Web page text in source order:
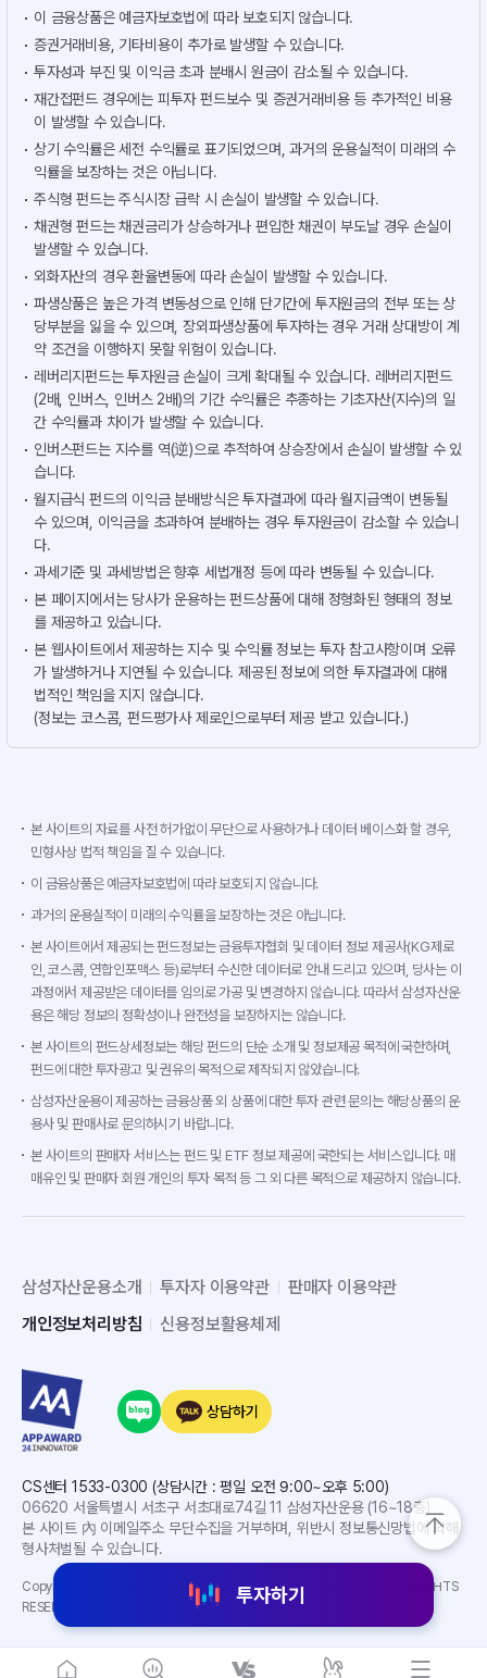
이 금융상품은 예금자보호법에 따라 보호되지 않습니다.
증권거래비용, 기타비용이 추가로 발생할 수 있습니다.
투자성과 부진 및 이익금 초과 분배시 원금이 감소될 수 있습니다.
재간접펀드 경우에는 피투자 펀드보수 및 증권거래비용 등 추가적인 비용
이 발생할 수 있습니다.
상기 수익률은 세전 수익률로 표기되었으며, 과거의 운용실적이 미래의 수
익률을 보장하는 것은 아닙니다.
주식형 펀드는 주식시장 급락 시 손실이 발생할 수 있습니다.
채권형 펀드는 채권금리가 상승하거나 편입한 채권이 부도날 경우 손실이
발생할 수 있습니다.
외화자산의 경우 환율변동에 따라 손실이 발생할 수 있습니다.
파생상품은 높은 가격 변동성으로 인해 단기간에 투자원금의 전부 또는 상
당부분을 잃을 수 있으며, 장외파생상품에 투자하는 경우 거래 상대방이 계
약 조건을 이행하지 못할 위험이 있습니다.
레버리지펀드는 투자원금 손실이 크게 확대될 수 있습니다. 레버리지펀드
(2배, 인버스, 인버스 2배)의 기간 수익률은 추종하는 기초자산(지수)의 일
간 수익률과 차이가 발생할 수 있습니다.
인버스펀드는 지수를 역(逆)으로 추적하여 상승장에서 손실이 발생할 수 있
습니다.
월지급식 펀드의 이익금 분배방식은 투자결과에 따라 월지급액이 변동될
수 있으며, 이익금을 초과하여 분배하는 경우 투자원금이 감소할 수 있습니
다.
과세기준 및 과세방법은 향후 세법개정 등에 따라 변동될 수 있습니다.
본 페이지에서는 당사가 운용하는 펀드상품에 대해 정형화된 형태의 정보
를 제공하고 있습니다.
본 웹사이트에서 제공하는 지수 및 수익률 정보는 투자 참고사항이며 오류
가 발생하거나 지연될 수 있습니다. 제공된 정보에 의한 투자결과에 대해
법적인 책임을 지지 않습니다.
(정보는 코스콤, 펀드평가사 제로인으로부터 제공 받고 있습니다.)
투자하기
본 사이트의 자료를 사전 허가없이 무단으로 사용하거나 데이터 베이스화 할 경우,
민형사상 법적 책임을 질 수 있습니다.
이 금융상품은 예금자보호법에 따라 보호되지 않습니다.
과거의 운용실적이 미래의 수익률을 보장하는 것은 아닙니다.
본 사이트에서 제공되는 펀드정보는 금융투자협회 및 데이터 정보 제공사(KG제로
인, 코스콤, 연합인포맥스 등)로부터 수신한 데이터로 안내 드리고 있으며, 당사는 이
과정에서 제공받은 데이터를 임의로 가공 및 변경하지 않습니다. 따라서 삼성자산운
용은 해당 정보의 정확성이나 완전성을 보장하지는 않습니다.
본 사이트의 펀드상세정보는 해당 펀드의 단순 소개 및 정보제공 목적에 국한하며,
펀드에 대한 투자광고 및 권유의 목적으로 제작되지 않았습니다.
삼성자산운용이 제공하는 금융상품 외 상품에 대한 투자 관련 문의는 해당상품의 운
용사 및 판매사로 문의하시기 바랍니다.
본 사이트의 판매자 서비스는 펀드 및 ETF 정보 제공에 국한되는 서비스입니다. 매
매유인 및 판매자 회원 개인의 투자 목적 등 그 외 다른 목적으로 제공하지 않습니다.
삼성자산운용소개 투자자 이용약관
판매자 이용약관
개인정보처리방침
신용정보활용체제
상담하기
CS센터 1533-0300 (상담시간 : 평일 오전 9:00~오후 5:00)
06620 서울특별시 서초구 서초대로74길 11 삼성자산운용 (16~18층)
본 사이트 內 이메일주소 무단수집을 거부하며, 위반시 정보통신망법에 의해
형사처벌될 수 있습니다.
Copyright(C) 2024 SAMSUNG ASSET MANAGEMENT CO. LTD. ALL RIGHTS
RESERVED.